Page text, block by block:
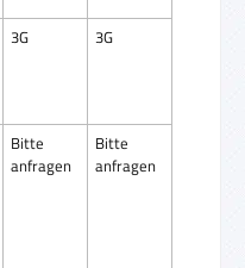
3G 3G
Bitte
anfragen
Bitte
anfragen